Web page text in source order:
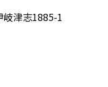
津志1885-1